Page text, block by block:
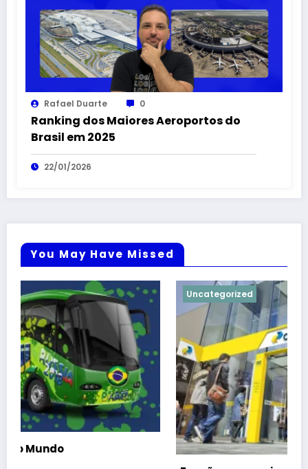
Rafael Duarte 0
Ranking dos Maiores Aeroportos do
Brasil em 2025
22/01/2026
You May Have Missed
Uncategorized